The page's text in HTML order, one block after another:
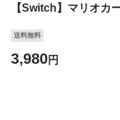
【Switch】マリオカ
送料無料
3,980円